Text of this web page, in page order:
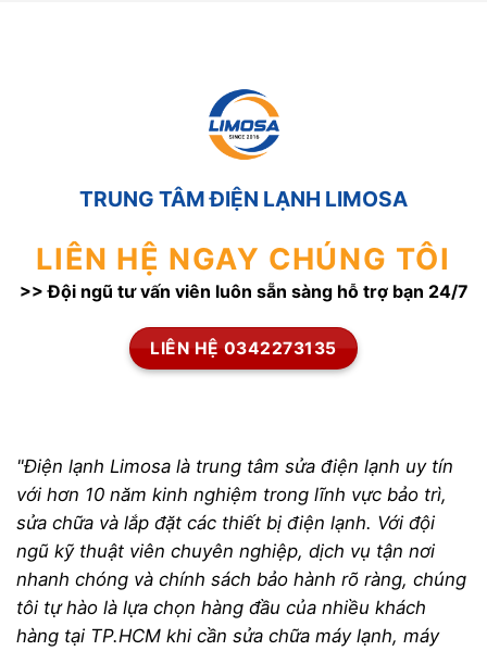
TRUNG TÂM ĐIỆN LẠNH LIMOSA
LIÊN HỆ NGAY CHÚNG TÔI
>> Đội ngũ tư vấn viên luôn sẵn sàng hỗ trợ bạn 24/7
LIÊN HỆ 0342273135
"Điện lạnh Limosa là trung tâm sửa điện lạnh uy tín
với hơn 10 năm kinh nghiệm trong lĩnh vực bảo trì,
sửa chữa và lắp đặt các thiết bị điện lạnh. Với đội
ngũ kỹ thuật viên chuyên nghiệp, dịch vụ tận nơi
nhanh chóng và chính sách bảo hành rõ ràng, chúng
tôi tự hào là lựa chọn hàng đầu của nhiều khách
hàng tại TP.HCM khi cần sửa chữa máy lạnh, máy